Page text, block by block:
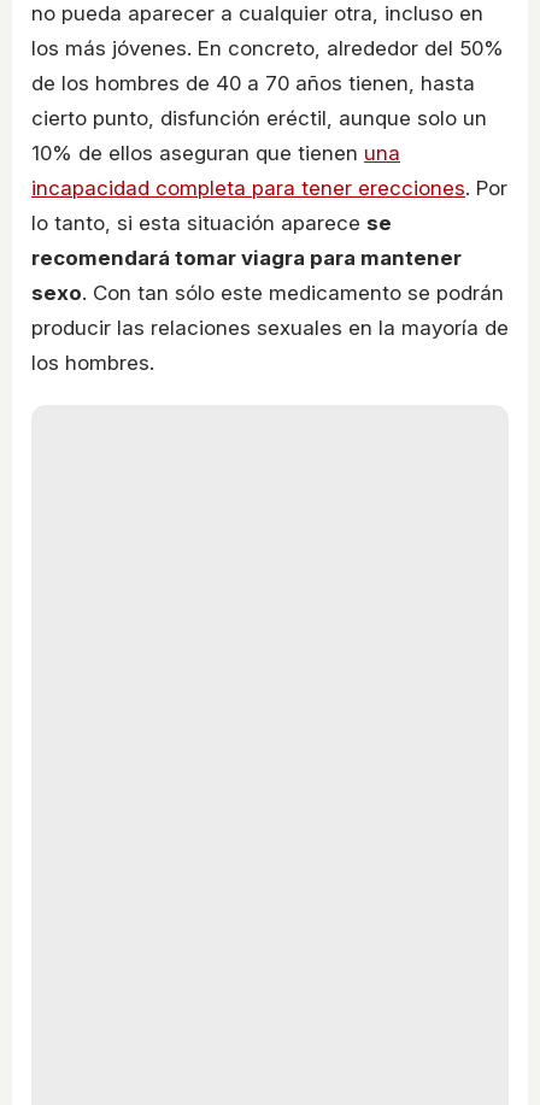
no pueda aparecer a cualquier otra, incluso en
los más jóvenes. En concreto, alrededor del 50%
de los hombres de 40 a 70 años tienen, hasta
cierto punto, disfunción eréctil, aunque solo un
10% de ellos aseguran que tienen una
incapacidad completa para tener erecciones. Por
lo tanto, si esta situación aparece se
recomendará tomar viagra para mantener
sexo. Con tan sólo este medicamento se podrán
producir las relaciones sexuales en la mayoría de
los hombres.